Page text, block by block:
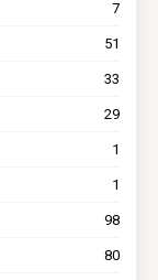
7
51
33
29
1
1
98
80